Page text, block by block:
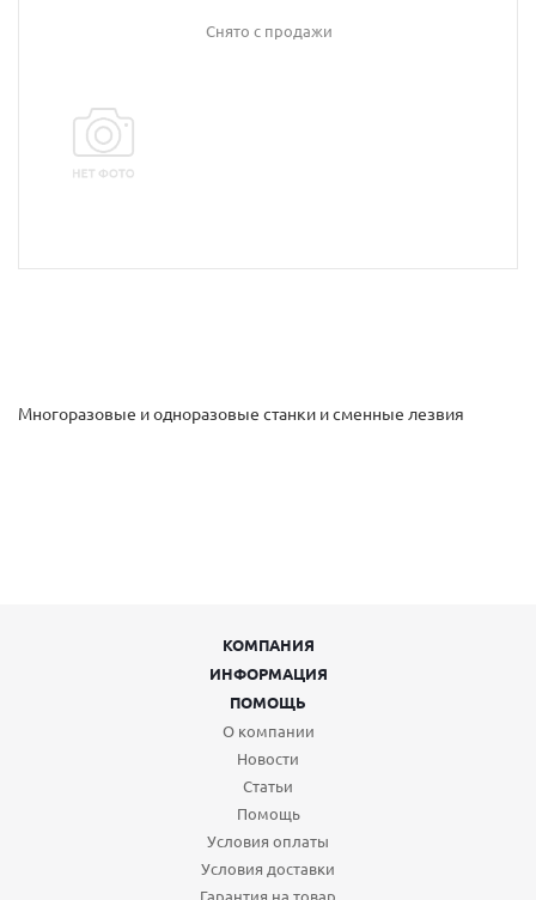
Снято с продажи
Многоразовые и одноразовые станки и сменные лезвия
КОМПАНИЯ
ИНФОРМАЦИЯ
ПОМОЩЬ
О компании
Новости
Статьи
Помощь
Условия оплаты
Условия доставки
Гарантия на товар